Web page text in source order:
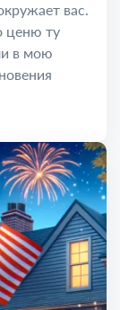
вас.
ценю ту
в мою